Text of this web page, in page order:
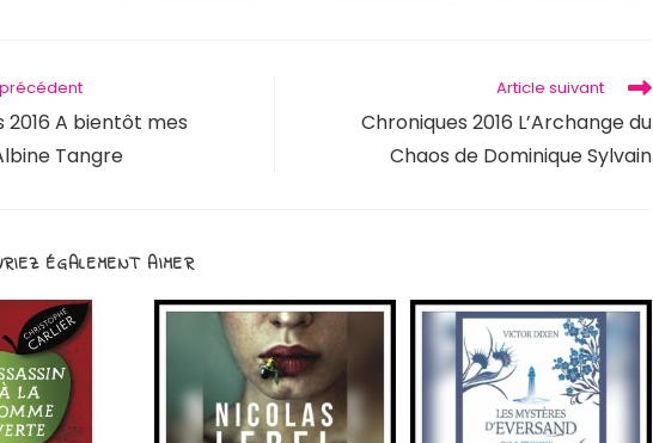
2016 A bientôt mes
Tangre
Article suivant
Chroniques 2016 L’Archange du
Chaos de Dominique Sylvain
ÉGALEMENT AIMER